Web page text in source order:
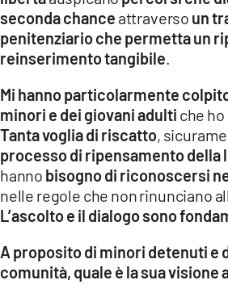
seconda chance attraverso un
penitenziario che permetta un
reinserimento tangibile
Mi hanno particolarmente
minori e dei giovani adulti che
Tanta voglia di riscatto,
processo di ripensamento della
hanno bisogno di riconoscersi
nelle regole che non rinunciano
L’ascolto e il dialogo sono
A proposito di minori detenuti e
comunità, quale è la sua visione